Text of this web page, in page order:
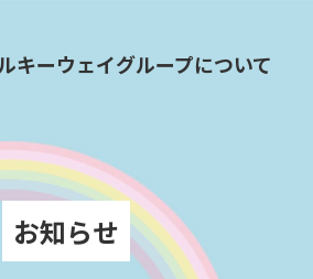
キーウェイグループについて
お知らせ